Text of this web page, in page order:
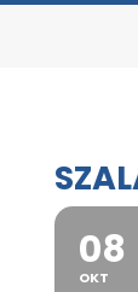
08
OKT